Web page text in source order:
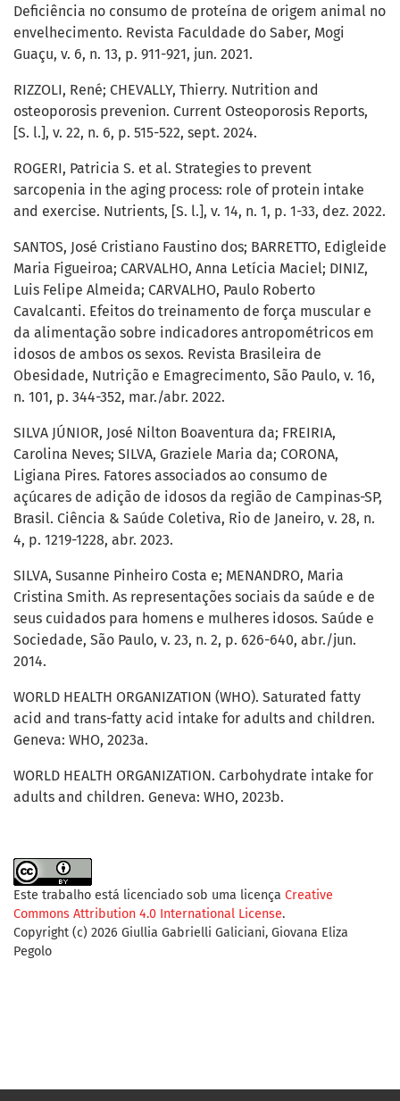
Deficiência no consumo de proteína de origem animal no
envelhecimento. Revista Faculdade do Saber, Mogi
Guaçu, v. 6, n. 13, p. 911-921, jun. 2021.
RIZZOLI, René; CHEVALLY, Thierry. Nutrition and
osteoporosis prevenion. Current Osteoporosis Reports,
[S. l.], v. 22, n. 6, p. 515-522, sept. 2024.
ROGERI, Patricia S. et al. Strategies to prevent
sarcopenia in the aging process: role of protein intake
and exercise. Nutrients, [S. l.], v. 14, n. 1, p. 1-33, dez. 2022.
SANTOS, José Cristiano Faustino dos; BARRETTO, Edigleide
Maria Figueiroa; CARVALHO, Anna Letícia Maciel; DINIZ,
Luis Felipe Almeida; CARVALHO, Paulo Roberto
Cavalcanti. Efeitos do treinamento de força muscular e
da alimentação sobre indicadores antropométricos em
idosos de ambos os sexos. Revista Brasileira de
Obesidade, Nutrição e Emagrecimento, São Paulo, v. 16,
n. 101, p. 344-352, mar./abr. 2022.
SILVA JÚNIOR, José Nilton Boaventura da; FREIRIA,
Carolina Neves; SILVA, Graziele Maria da; CORONA,
Ligiana Pires. Fatores associados ao consumo de
açúcares de adição de idosos da região de Campinas-SP,
Brasil. Ciência & Saúde Coletiva, Rio de Janeiro, v. 28, n.
4, p. 1219-1228, abr. 2023.
SILVA, Susanne Pinheiro Costa e; MENANDRO, Maria
Cristina Smith. As representações sociais da saúde e de
seus cuidados para homens e mulheres idosos. Saúde e
Sociedade, São Paulo, v. 23, n. 2, p. 626-640, abr./jun.
2014.
WORLD HEALTH ORGANIZATION (WHO). Saturated fatty
acid and trans-fatty acid intake for adults and children.
Geneva: WHO, 2023a.
WORLD HEALTH ORGANIZATION. Carbohydrate intake for
adults and children. Geneva: WHO, 2023b.
Este trabalho está licenciado sob uma licença Creative
Commons Attribution 4.0 International License.
Copyright (c) 2026 Giullia Gabrielli Galiciani, Giovana Eliza
Pegolo